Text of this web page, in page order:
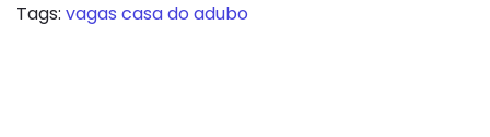
Tags: vagas casa do adubo